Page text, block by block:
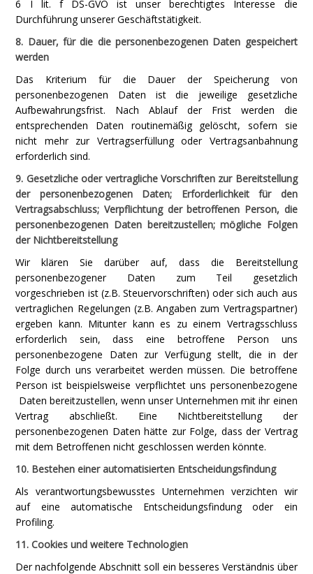
6 I lit. f DS-GVO ist unser berechtigtes Interesse die
Durchführung unserer Geschäftstätigkeit.
8. Dauer, für die die personenbezogenen Daten gespeichert
werden
Das Kriterium für die Dauer der Speicherung von
personenbezogenen Daten ist die jeweilige gesetzliche
Aufbewahrungsfrist. Nach Ablauf der Frist werden die
entsprechenden Daten routinemäßig gelöscht, sofern sie
nicht mehr zur Vertragserfüllung oder Vertragsanbahnung
erforderlich sind.
9. Gesetzliche oder vertragliche Vorschriften zur Bereitstellung
der personenbezogenen Daten; Erforderlichkeit für den
Vertragsabschluss; Verpflichtung der betroffenen Person, die
personenbezogenen Daten bereitzustellen; mögliche Folgen
der Nichtbereitstellung
Wir klären Sie darüber auf, dass die Bereitstellung
personenbezogener Daten zum Teil gesetzlich
vorgeschrieben ist (z.B. Steuervorschriften) oder sich auch aus
vertraglichen Regelungen (z.B. Angaben zum Vertragspartner)
ergeben kann. Mitunter kann es zu einem Vertragsschluss
erforderlich sein, dass eine betroffene Person uns
personenbezogene Daten zur Verfügung stellt, die in der
Folge durch uns verarbeitet werden müssen. Die betroffene
Person ist beispielsweise verpflichtet uns personenbezogene
Daten bereitzustellen, wenn unser Unternehmen mit ihr einen
Vertrag abschließt. Eine Nichtbereitstellung der
personenbezogenen Daten hätte zur Folge, dass der Vertrag
mit dem Betroffenen nicht geschlossen werden könnte.
10. Bestehen einer automatisierten Entscheidungsfindung
Als verantwortungsbewusstes Unternehmen verzichten wir
auf eine automatische Entscheidungsfindung oder ein
Profiling.
11. Cookies und weitere Technologien
Der nachfolgende Abschnitt soll ein besseres Verständnis über